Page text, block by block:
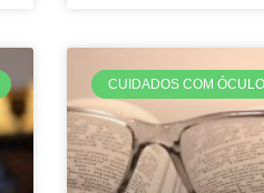
CUIDADOS COM